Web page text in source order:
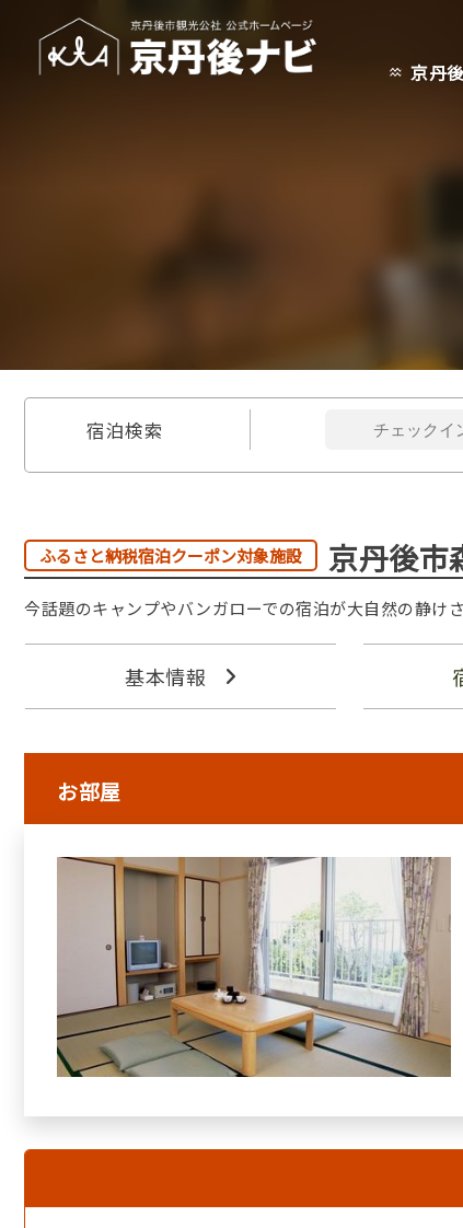
京丹
宿泊検索
ふるさと納税宿泊クーポン対象施設 京丹後市
今話題のキャンプやバンガローでの宿泊が大自然の静け
基本情報
お部屋